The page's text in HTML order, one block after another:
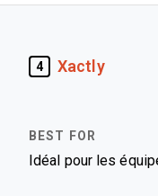
4 Xactly
Idéal pour les